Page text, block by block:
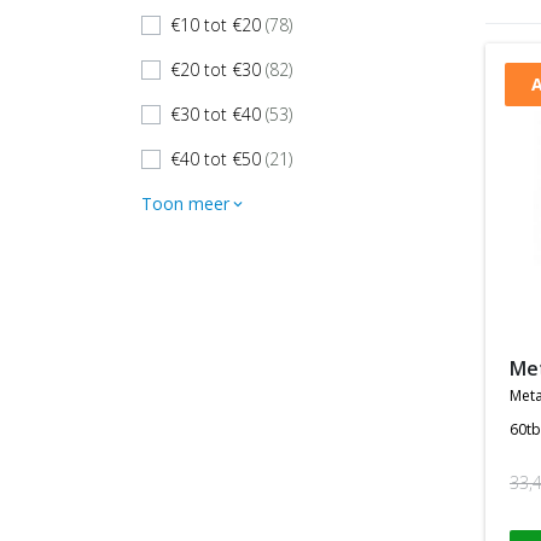
€10 tot €20 (78)
€20 tot €30 (82)
€30 tot €40 (53)
€40 tot €50 (21)
Toon meerexpand_more
60tb